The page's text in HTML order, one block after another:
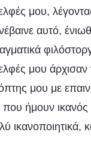
μου,
αυτό,
μου
μου με
που ήμουν
ικανοποιητικά,